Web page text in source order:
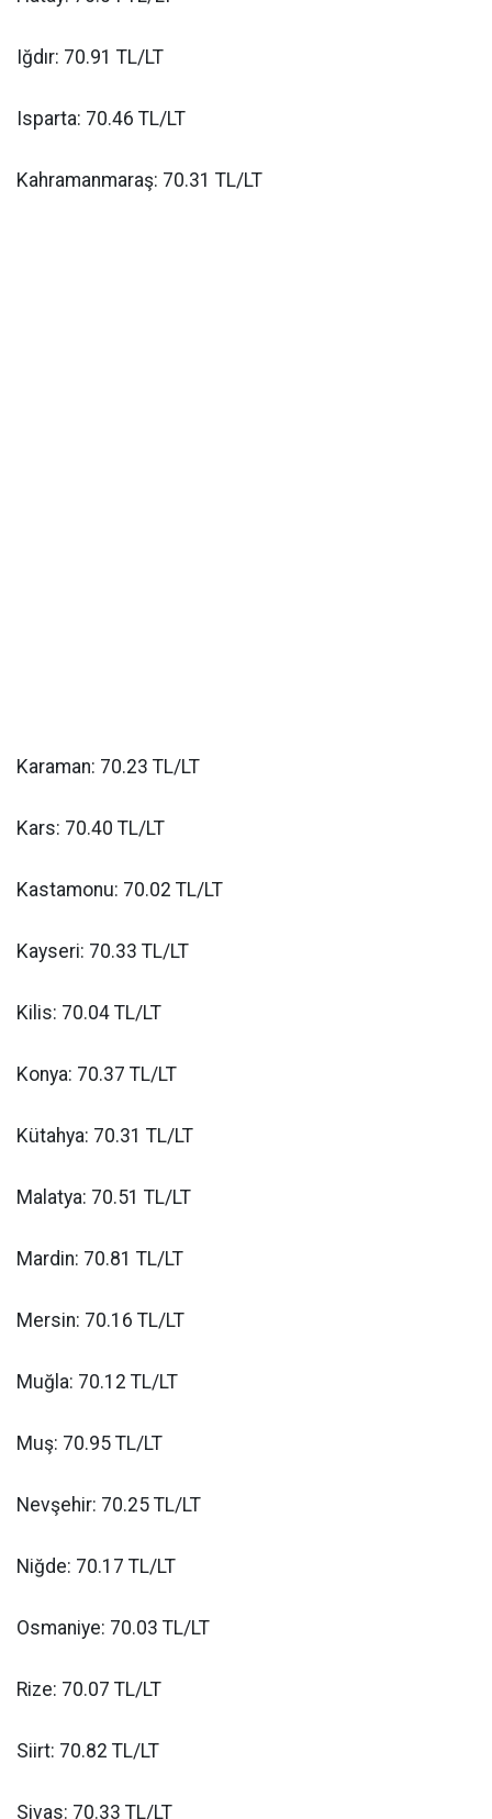
Iğdır: 70.91 TL/LT
Isparta: 70.46 TL/LT
Kahramanmaraş: 70.31 TL/LT
Karaman: 70.23 TL/LT
Kars: 70.40 TL/LT
Kastamonu: 70.02 TL/LT
Kayseri: 70.33 TL/LT
Kilis: 70.04 TL/LT
Konya: 70.37 TL/LT
Kütahya: 70.31 TL/LT
Malatya: 70.51 TL/LT
Mardin: 70.81 TL/LT
Mersin: 70.16 TL/LT
Muğla: 70.12 TL/LT
Muş: 70.95 TL/LT
Nevşehir: 70.25 TL/LT
Niğde: 70.17 TL/LT
Osmaniye: 70.03 TL/LT
Rize: 70.07 TL/LT
Siirt: 70.82 TL/LT
Sivas: 70.33 TL/LT